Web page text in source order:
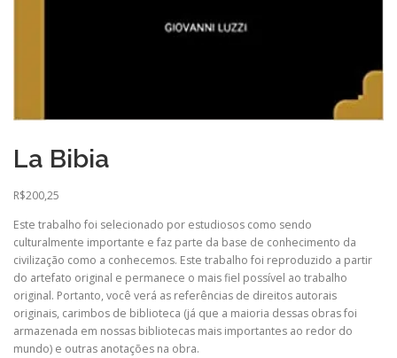
La Bibia
R$200,25
Este trabalho foi selecionado por estudiosos como sendo
culturalmente importante e faz parte da base de conhecimento da
civilização como a conhecemos. Este trabalho foi reproduzido a partir
do artefato original e permanece o mais fiel possível ao trabalho
original. Portanto, você verá as referências de direitos autorais
originais, carimbos de biblioteca (já que a maioria dessas obras foi
armazenada em nossas bibliotecas mais importantes ao redor do
mundo) e outras anotações na obra.